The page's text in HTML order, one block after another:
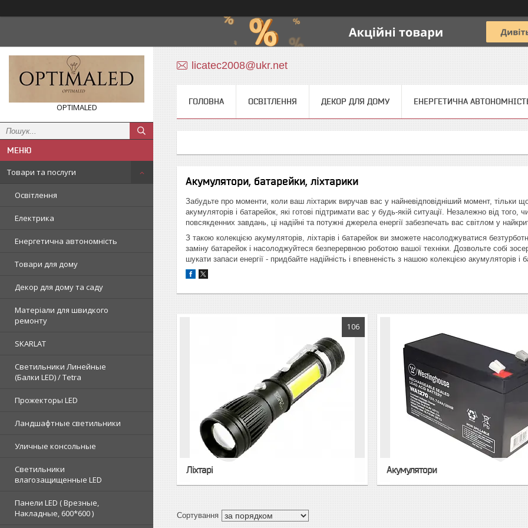
OPTIMALED
Товари та послуги
Освітлення
Електрика
Енергетична автономність
Товари для дому
Декор для дому та саду
Матеріали для швидкого
ремонту
SKARLAT
Светильники Линейные
(Балки LED) / Tetra
Прожекторы LED
Ландшафтные светильники
Уличные консольные
Светильники
влагозащищенные LED
Панели LED ( Врезные,
Накладные, 600*600 )
licatec2008@ukr.net
ГОЛОВНА ОСВІТЛЕННЯ ДЕКОР ДЛЯ ДОМУ ЕНЕРГЕТИЧНА
Акумулятори, батарейки, ліхтарики
Забудьте про моменти, коли ваш ліхтарик виручав вас у найневідповідніший момент, тільки
акумуляторів і батарейок, які готові підтримати вас у будь-якій ситуації. Незалежно від того,
повсякденних завдань, ці надійні та потужні джерела енергії забезпечать вас світлом у
З такою колекцією акумуляторів, ліхтарів і батарейок ви зможете насолоджуватися
заміну батарейок і насолоджуйтеся безперервною роботою вашої техніки. Дозвольте собі
шукати запаси енергії - придбайте надійність і впевненість з нашою колекцією акумуляторів і
106
Ліхтарі Акумулятори